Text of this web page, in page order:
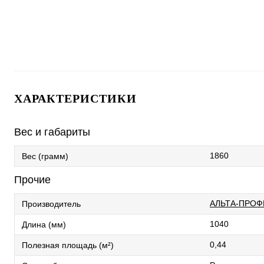
ХАРАКТЕРИСТИКИ
Вес и габариты
Вес (грамм) 1860
Прочие
Производитель АЛЬТА-
Длина (мм) 1040
Полезная площадь (м²) 0,44